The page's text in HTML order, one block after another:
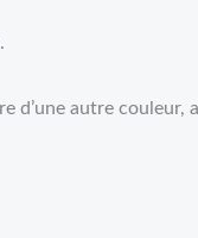
d’une autre couleur,